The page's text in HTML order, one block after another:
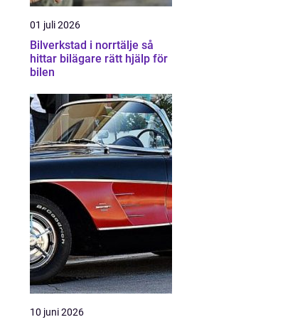
01 juli 2026
Bilverkstad i norrtälje så
hittar bilägare rätt hjälp för
bilen
10 juni 2026